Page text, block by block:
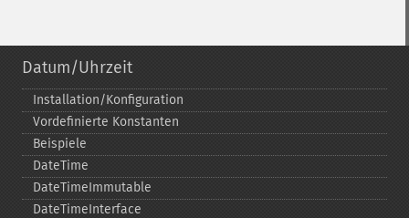
Datum/Uhrzeit
Installation/Konfiguration
Vordefinierte Konstanten
Beispiele
DateTime
DateTimeImmutable
DateTimeInterface